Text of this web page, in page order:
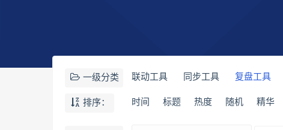
一级分类 联动工具 同步工具 复盘工具
排序： 时间 标题 热度 随机 精华